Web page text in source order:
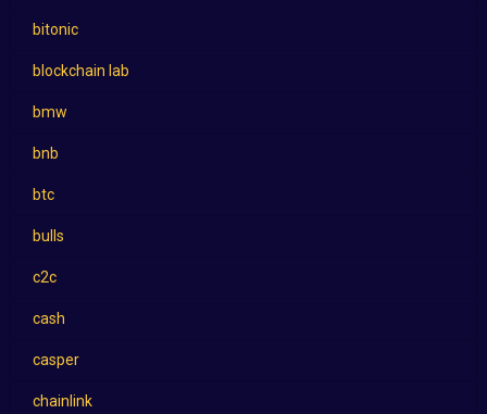
bitonic
blockchain lab
bmw
bnb
btc
bulls
c2c
cash
casper
chainlink